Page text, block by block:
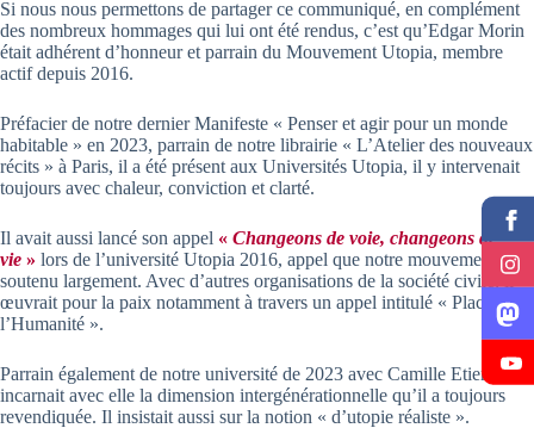
Si nous nous permettons de partager ce communiqué, en complément
des nombreux hommages qui lui ont été rendus, c’est qu’Edgar Morin
était adhérent d’honneur et parrain du Mouvement Utopia, membre
actif depuis 2016.
Préfacier de notre dernier Manifeste « Penser et agir pour un monde
habitable » en 2023, parrain de notre librairie « L’Atelier des nouveaux
récits » à Paris, il a été présent aux Universités Utopia, il y intervenait
toujours avec chaleur, conviction et clarté.
Il avait aussi lancé son appel « Changeons de voie, changeons de
vie » lors de l’université Utopia 2016, appel que notre mouvement a
soutenu largement. Avec d’autres organisations de la société civile, il
œuvrait pour la paix notamment à travers un appel intitulé « Place à
l’Humanité ».
Parrain également de notre université de 2023 avec Camille Etienne, il
incarnait avec elle la dimension intergénérationnelle qu’il a toujours
revendiquée. Il insistait aussi sur la notion « d’utopie réaliste ».